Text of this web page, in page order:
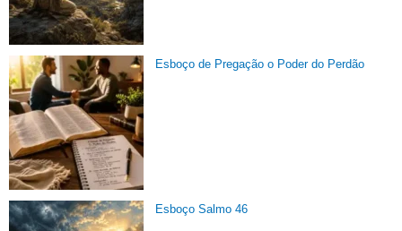
Esboço de Pregação o Poder do Perdão
Esboço Salmo 46